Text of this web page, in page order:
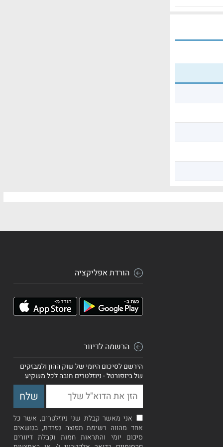
הורדת אפליקציה
הרשמה לדיוור
הירשם לסיכום היומי של שוק ההון ולמבזקים
של ביזפורטל - ניוזלטרים חובה לכל משקיע
אני מאשר קבלת שני ניוזלטרים, אשר כל
אחד מהווה רשימת תפוצה נפרדת, בנושאים
סיכום יומי והתראות חמות וקבלת דיוורים